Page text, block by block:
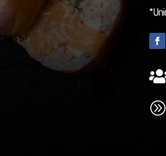
Saké Bon
Recommandé
A